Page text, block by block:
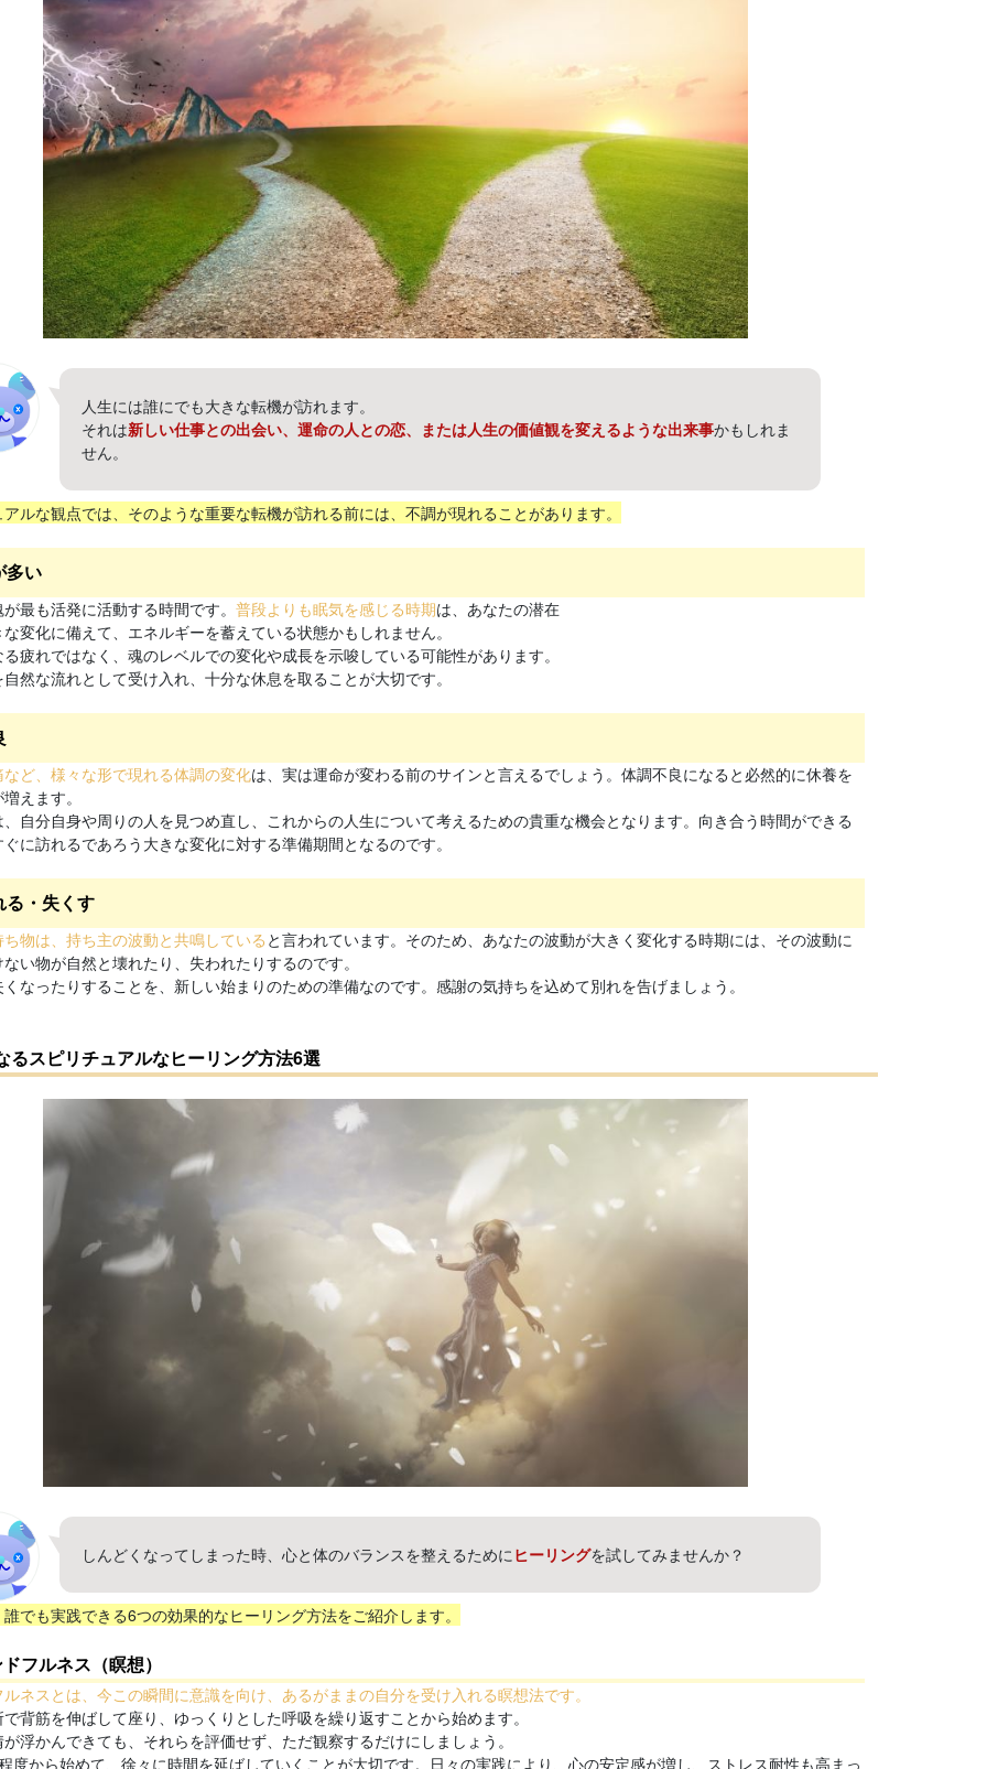
人生には誰にでも大きな転機が訪れます。
それは新しい仕事との出会い、運命の人との恋、または人生の価値観を変えるような出来事かもしれま
せん。
ルな観点では、そのような重要な転機が訪れる前には、不調が現れることがあります。
多い
最も活発に活動する時間です。 普段よりも眠気を感じる時期は、あなたの潜在
変化に備えて、エネルギーを蓄えている状態かもしれません。
疲れではなく、魂のレベルでの変化や成長を示唆している可能性があります。
然な流れとして受け入れ、十分な休息を取ることが大切です。
ど、様々な形で現れる体調の変化は、実は運命が変わる前のサインと言えるでしょう。体調不良になると必然的に休養を
えます。
自分自身や周りの人を見つめ直し、これからの人生について考えるための貴重な機会となります。向き合う時間ができる
に訪れるであろう大きな変化に対する準備期間となるのです。
る・失くす
物は、持ち主の波動と共鳴している と言われています。そのため、あなたの波動が大きく変化する時期には、その波動に
い物が自然と壊れたり、失われたりするのです。
なったりすることを、新しい始まりのための準備なのです。感謝の気持ちを込めて別れを告げましょう。
るスピリチュアルなヒーリング方法6選
しんどくなってしまった時、心と体のバランスを整えるために ヒーリングを試してみませんか？
でも実践できる6つの効果的なヒーリング方法をご紹介します。
フルネス（瞑想）
ネスとは、今この瞬間に意識を向け、あるがままの自分を受け入れる瞑想法です。
背筋を伸ばして座り、ゆっくりとした呼吸を繰り返すことから始めます。
浮かんできても、それらを評価せず、ただ観察するだけにしましょう。
度から始めて、徐々に時間を延ばしていくことが大切です。日々の実践により、心の安定感が増し、ストレス耐性も高まっ